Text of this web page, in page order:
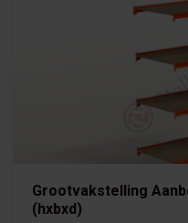
Grootvakstelling
(hxbxd)